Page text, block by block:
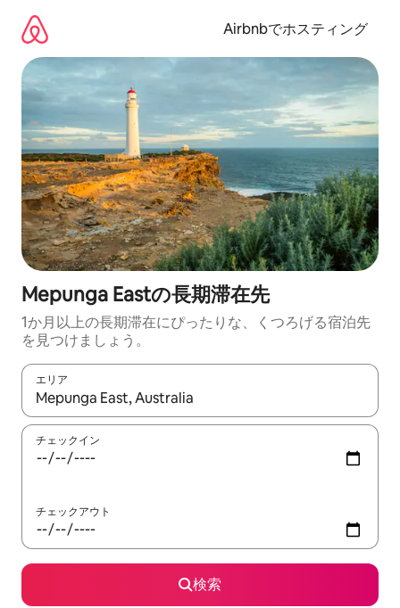
Airbnbでホスティング
Mepunga Eastの長期滞在先
1か月以上の長期滞在にぴったりな、くつろげる宿泊先
を見つけましょう。
エリア
検索結果が表示されたら、上下の矢印キーを使って移動するか
チェックイン
チェックアウト
検索